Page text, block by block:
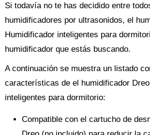
Si todavía no te has decidido entre
humidificadores por ultrasonidos, el
Humidificador inteligentes para
humidificador que estás buscando.
A continuación se muestra un listado
características de el humidificador
inteligentes para dormitorio:
Compatible con el cartucho de